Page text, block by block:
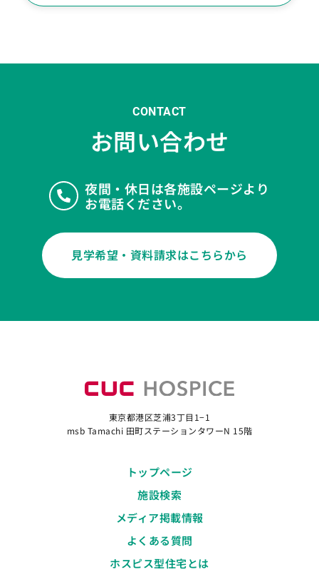
CONTACT
お問い合わせ
夜間・休日は各施設ページより
お電話ください。
見学希望・資料請求はこちらから
東京都港区芝浦3丁目1−1
msb Tamachi 田町ステーションタワーN 15階
トップページ
施設検索
メディア掲載情報
よくある質問
ホスピス型住宅とは